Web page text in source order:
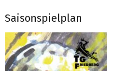
Saisonspielplan